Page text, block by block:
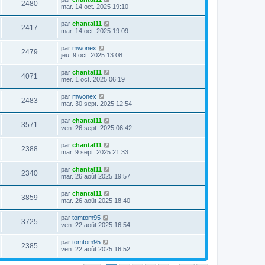
a
g
e
e
s
s
a
g
e
i
e
r
m
e
s
s
a
g
e
2480V
u
e
i
e
r
m
e
s
s
a
g
e
mar. 14 oct. 2025 19:10
2417
u
D
e
i
e
r
m
e
s
s
a
g
e
par chantal11
mar. 14 oct. 2025 19:09
2479
u
D
e
i
e
r
m
e
s
s
a
g
e
par mwonex
jeu. 9 oct. 2025 13:08
4071
u
D
e
i
e
r
m
e
s
s
a
g
e
par chantal11
mer. 1 oct. 2025 06:19
2483
u
D
e
i
e
r
m
e
s
s
a
g
e
par mwonex
mar. 30 sept. 2025 12:54
3571
u
D
e
i
e
r
m
e
s
s
a
g
e
par chantal11
ven. 26 sept. 2025 06:42
2388
u
D
e
i
e
r
m
e
s
s
a
g
e
par chantal11
mar. 9 sept. 2025 21:33
2340V
u
D
e
i
e
r
m
e
s
s
a
g
e
par chantal11
mar. 26 août 2025 19:57
3859
u
D
e
i
e
r
m
e
s
par chantal11
mar. 26 août 2025 18:40
3725
u
D
e
i
e
r
par tomtom95
ven. 22 août 2025 16:54
2385
u
D
e
n
par tomtom95
ven. 22 août 2025 16:52